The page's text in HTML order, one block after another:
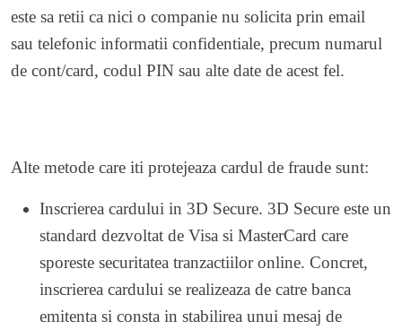
este sa retii ca nici o companie nu solicita prin email
sau telefonic informatii confidentiale, precum numarul
de cont/card, codul PIN sau alte date de acest fel.
Alte metode care iti protejeaza cardul de fraude sunt:
Inscrierea cardului in 3D Secure. 3D Secure este un
standard dezvoltat de Visa si MasterCard care
sporeste securitatea tranzactiilor online. Concret,
inscrierea cardului se realizeaza de catre banca
emitenta si consta in stabilirea unui mesaj de